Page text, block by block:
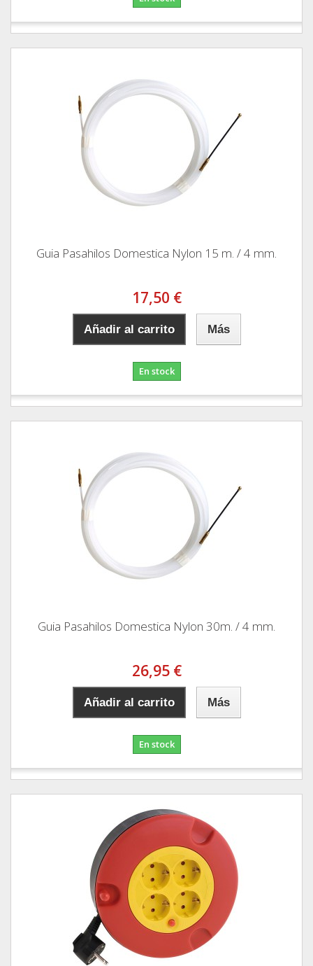
Guia Pasahilos Domestica Nylon 15 m. / 4 mm.
17,50 €
Añadir al carrito Más
En stock
Guia Pasahilos Domestica Nylon 30m. / 4 mm.
26,95 €
Añadir al carrito Más
En stock